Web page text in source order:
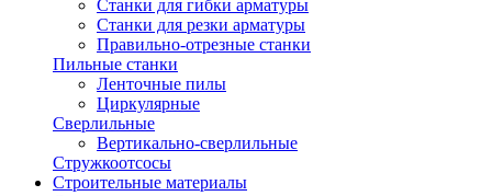
Станки для гибки арматуры
Станки для резки арматуры
Правильно-отрезные станки
Пильные станки
Ленточные пилы
Циркулярные
Сверлильные
Вертикально-сверлильные
Стружкоотсосы
Строительные материалы